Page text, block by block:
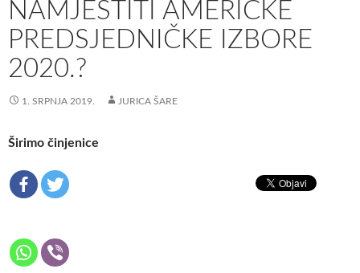
NAMJESTITI AMERIČKE
PREDSJEDNIČKE IZBORE
2020.?
1. SRPNJA 2019. JURICA ŠARE
Širimo činjenice